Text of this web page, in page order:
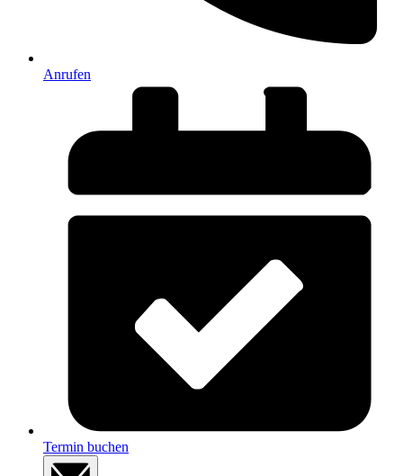
Anrufen
Termin buchen